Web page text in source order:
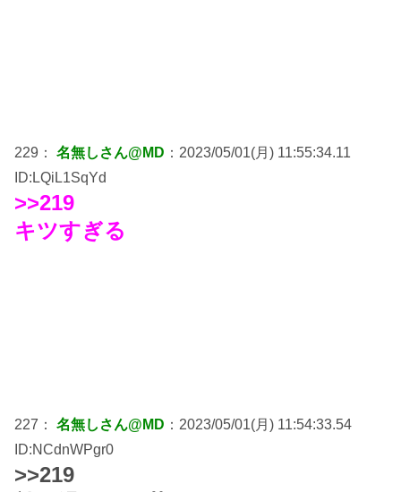
229： 名無しさん@MD ：2023/05/01(月) 11:55:34.11
ID:LQiL1SqYd
>>219
キツすぎる
227： 名無しさん@MD ：2023/05/01(月) 11:54:33.54
ID:NCdnWPgr0
>>219